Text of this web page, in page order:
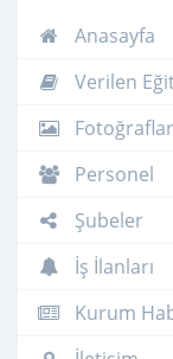
Anasayfa
Verilen
Fotoğraflar
Personel
Şubeler
İş İlanları
Kurum